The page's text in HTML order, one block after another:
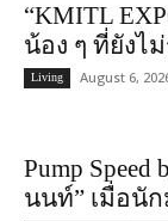
“KMITL
น้อง ๆ ที่ยังไ
Living August 6,
Pump Speed
นนท์” เมื่อนั